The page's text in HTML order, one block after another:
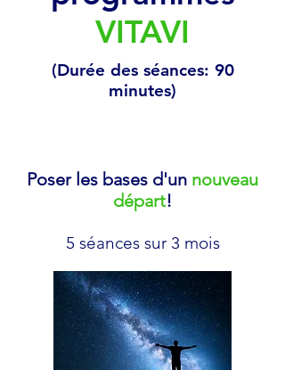
VITAVI
(Durée des séances: 90
minutes)
Poser les bases d'un nouveau
départ!
5 séances sur 3 mois